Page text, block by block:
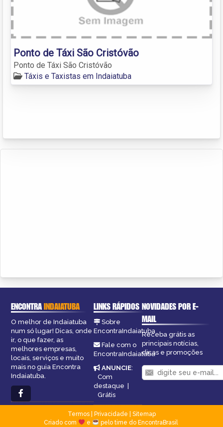
Ponto de Táxi São Cristóvão
Ponto de Táxi São Cristóvão
Táxis e Taxistas em Indaiatuba
ENCONTRAINDAIATUBA
O melhor de Indaiatuba
num só lugar! Dicas, onde
ir, o que fazer, as
melhores empresas,
locais, serviços e muito
mais no guia Encontra
Indaiatuba.
LINKS RÁPIDOS
Sobre
EncontraIndaiatuba
Fale com o
EncontraIndaiatuba
ANUNCIE:
Com
destaque |
Grátis
NOVIDADES POR E-
MAIL
Receba grátis as
principais notícias,
dicas e promoções
Termos| Privacidade
Sitemap
Criado com
e pelo time do EncontraBrasil